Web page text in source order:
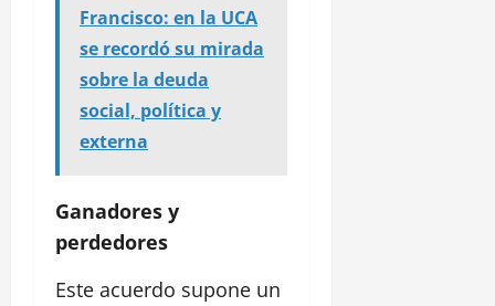
Francisco: en la UCA
se recordó su mirada
sobre la deuda
social, política y
externa
Ganadores y
perdedores
Este acuerdo supone un